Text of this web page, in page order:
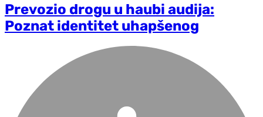
Prevozio drogu u haubi audija:
Poznat identitet uhapšenog